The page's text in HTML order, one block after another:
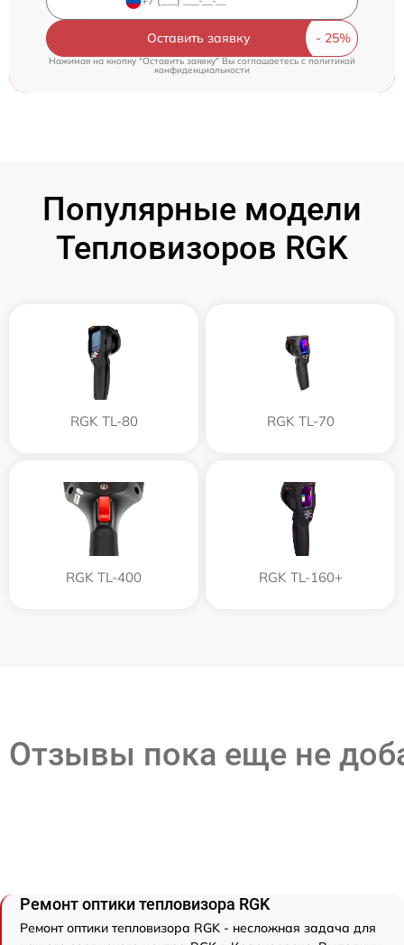
Оставить заявку
Нажимая на кнопку "Оставить заявку" Вы соглашаетесь cполитикой
конфиденциальности
Популярные модели
Тепловизоров RGK
RGK TL-80 RGK TL-70
RGK TL-400 RGK TL-160+
Отзывы пока еще не
Ремонт оптики тепловизора RGK
Ремонт оптики тепловизора RGK - несложная задача для